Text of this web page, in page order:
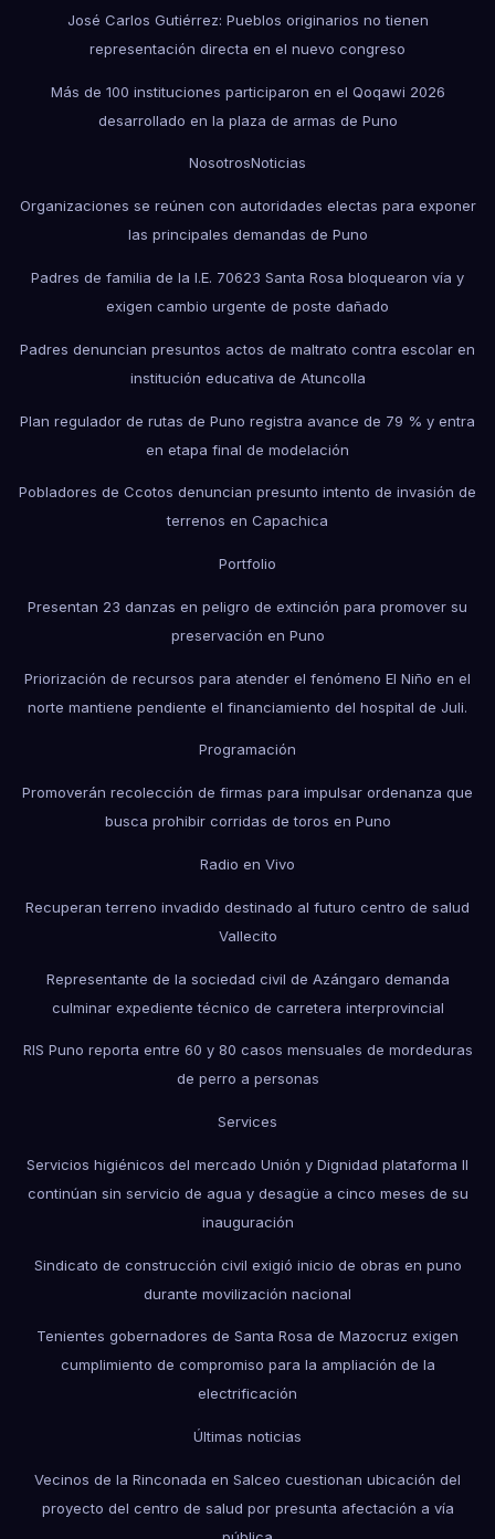
José Carlos Gutiérrez: Pueblos originarios no tienen
representación directa en el nuevo congreso
Más de 100 instituciones participaron en el Qoqawi 2026
desarrollado en la plaza de armas de Puno
NosotrosNoticias
Organizaciones se reúnen con autoridades electas para exponer
las principales demandas de Puno
Padres de familia de la I.E. 70623 Santa Rosa bloquearon vía y
exigen cambio urgente de poste dañado
Padres denuncian presuntos actos de maltrato contra escolar en
institución educativa de Atuncolla
Plan regulador de rutas de Puno registra avance de 79 % y entra
en etapa final de modelación
Pobladores de Ccotos denuncian presunto intento de invasión de
terrenos en Capachica
Portfolio
Presentan 23 danzas en peligro de extinción para promover su
preservación en Puno
Priorización de recursos para atender el fenómeno El Niño en el
norte mantiene pendiente el financiamiento del hospital de Juli.
Programación
Promoverán recolección de firmas para impulsar ordenanza que
busca prohibir corridas de toros en Puno
Radio en Vivo
Recuperan terreno invadido destinado al futuro centro de salud
Vallecito
Representante de la sociedad civil de Azángaro demanda
culminar expediente técnico de carretera interprovincial
RIS Puno reporta entre 60 y 80 casos mensuales de mordeduras
de perro a personas
Services
Servicios higiénicos del mercado Unión y Dignidad plataforma II
continúan sin servicio de agua y desagüe a cinco meses de su
inauguración
Sindicato de construcción civil exigió inicio de obras en puno
durante movilización nacional
Tenientes gobernadores de Santa Rosa de Mazocruz exigen
cumplimiento de compromiso para la ampliación de la
electrificación
Últimas noticias
Vecinos de la Rinconada en Salceo cuestionan ubicación del
proyecto del centro de salud por presunta afectación a vía